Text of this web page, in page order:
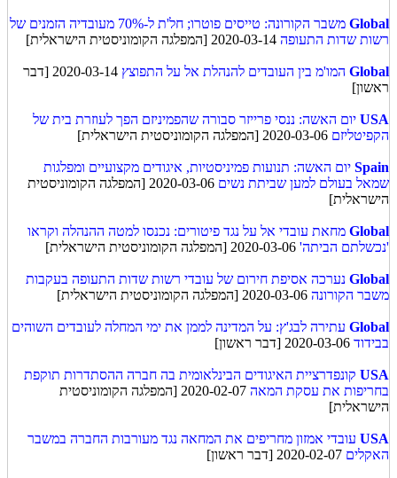
Global
משבר הקורונה: טייסים פוטרו; חל'ת ל-70% מעובדיה הזמנים של
רשות שדות התעופה
Global המו'מ בין העובדים להנהלת אל על התפוצץ
2020-03-14 [דבר
ראשון]
USA יום האשה: ננסי פרייזר סבורה שהפמיניזם הפך לעוזרת בית של
הקפיטליזם
Spain יום האשה: תנועות פמיניסטיות, איגודים מקצועיים ומפלגות
שמאל בעולם למען שביתת נשים
2020-03-06 [המפלגה הקומוניסטית
הישראלית]
Global מחאת עובדי אל על נגד פיטורים: נכנסו למטה ההנהלה וקראו
'נכשלתם הביתה'
Global נערכה אסיפת חירום של עובדי רשות שדות התעופה בעקבות
משבר הקורונה
Global עתירה לבג'ץ: על המדינה לממן את ימי המחלה לעובדים השוהים
בבידוד
USA קונפדרציית האיגודים הבינלאומית בה חברה ההסתדרות תוקפת
בחריפות את עסקת המאה
2020-02-07 [המפלגה הקומוניסטית
הישראלית]
USA עובדי אמזון מחריפים את המחאה נגד מעורבות החברה במשבר
האקלים